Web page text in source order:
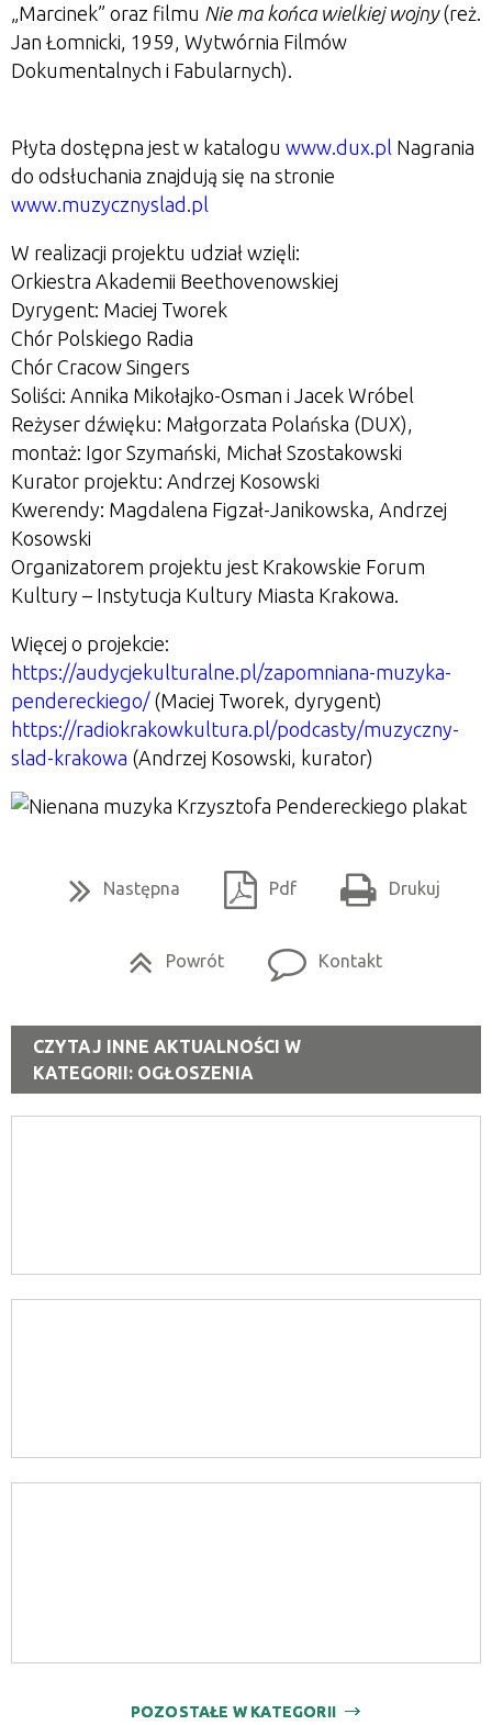
„Marcinek” oraz filmu Nie ma końca wielkiej wojny(reż.
Jan Łomnicki, 1959, Wytwórnia Filmów
Dokumentalnych i Fabularnych).
Płyta dostępna jest w katalogu www.dux.pl Nagrania
do odsłuchania znajdują się na stronie
www.muzycznyslad.pl
W realizacji projektu udział wzięli:
Orkiestra Akademii Beethovenowskiej
Dyrygent: Maciej Tworek
Chór Polskiego Radia
Chór Cracow Singers
Soliści: Annika Mikołajko-Osman i Jacek Wróbel
Reżyser dźwięku: Małgorzata Polańska (DUX),
montaż: Igor Szymański, Michał Szostakowski
Kurator projektu: Andrzej Kosowski
Kwerendy: Magdalena Figzał-Janikowska, Andrzej
Kosowski
Organizatorem projektu jest Krakowskie Forum
Kultury – Instytucja Kultury Miasta Krakowa.
Więcej o projekcie:
https://audycjekulturalne.pl/zapomniana-muzyka-
pendereckiego/(Maciej Tworek, dyrygent)
https://radiokrakowkultura.pl/podcasty/muzyczny-
slad-krakowa (Andrzej Kosowski, kurator)
Następna Pdf Drukuj
Powrót Kontakt
CZYTAJ INNE AKTUALNOŚCI W
KATEGORII: OGŁOSZENIA
POZOSTAŁE W KATEGORII